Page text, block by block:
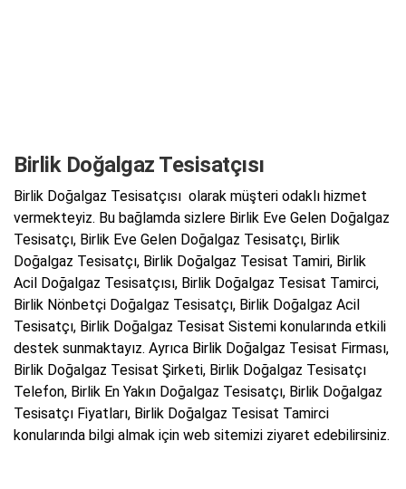
Birlik Doğalgaz Tesisatçısı
Birlik Doğalgaz Tesisatçısı olarak müşteri odaklı hizmet
vermekteyiz. Bu bağlamda sizlere Birlik Eve Gelen Doğalgaz
Tesisatçı, Birlik Eve Gelen Doğalgaz Tesisatçı, Birlik
Doğalgaz Tesisatçı, Birlik Doğalgaz Tesisat Tamiri, Birlik
Acil Doğalgaz Tesisatçısı, Birlik Doğalgaz Tesisat Tamirci,
Birlik Nönbetçi Doğalgaz Tesisatçı, Birlik Doğalgaz Acil
Tesisatçı, Birlik Doğalgaz Tesisat Sistemi konularında etkili
destek sunmaktayız. Ayrıca Birlik Doğalgaz Tesisat Firması,
Birlik Doğalgaz Tesisat Şirketi, Birlik Doğalgaz Tesisatçı
Telefon, Birlik En Yakın Doğalgaz Tesisatçı, Birlik Doğalgaz
Tesisatçı Fiyatları, Birlik Doğalgaz Tesisat Tamirci
konularında bilgi almak için web sitemizi ziyaret edebilirsiniz.